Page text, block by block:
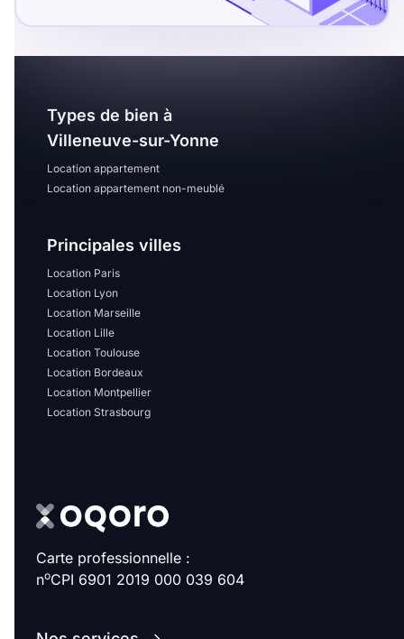
chambres
disponibles
Espaces additionnels
Sélectionner...
Équipements des parties
communes
Ascenseur Gardien
Local à vélo
Promotions
Types de bien à
Villeneuve-sur-Yonne
Location appartement
Location appartement non-meublé
Principales villes
Location Paris
Location Lyon
Location Marseille
Location Lille
Location Toulouse
Location Bordeaux
Location Montpellier
Location Strasbourg
Carte professionnelle :
noCPI 6901 2019 000 039 604